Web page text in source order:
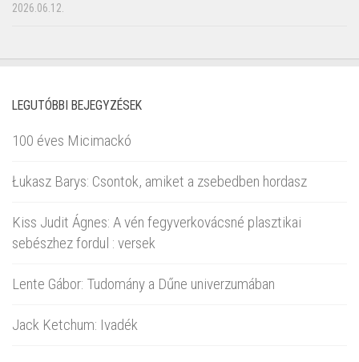
2026.06.12.
LEGUTÓBBI BEJEGYZÉSEK
100 éves Micimackó
Łukasz Barys: Csontok, amiket a zsebedben hordasz
Kiss Judit Ágnes: A vén fegyverkovácsné plasztikai
sebészhez fordul : versek
Lente Gábor: Tudomány a Dűne univerzumában
Jack Ketchum: Ivadék